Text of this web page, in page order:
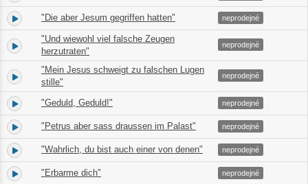
26. "Die aber Jesum gegriffen hatten" 01:49
neprodejné
27.
"Und wiewohl viel falsche Zeugen
herzutraten"
01:16
neprodejné
28.
"Mein Jesus schweigt zu falschen Lugen
stille"
01:12
neprodejné
29. "Geduld, Geduld!" 06:58
neprodejné
30. "Petrus aber sass draussen im Palast" 00:53
neprodejné
31. "Wahrlich, du bist auch einer von denen" 01:35
neprodejné
32. "Erbarme dich" 07:02
neprodejné